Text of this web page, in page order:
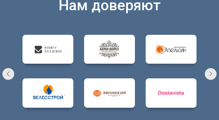
Нам доверяют